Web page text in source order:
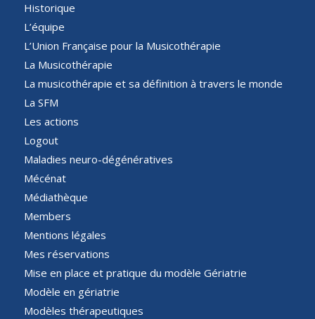
Historique
L’équipe
L’Union Française pour la Musicothérapie
La Musicothérapie
La musicothérapie et sa définition à travers le monde
La SFM
Les actions
Logout
Maladies neuro-dégénératives
Mécénat
Médiathèque
Members
Mentions légales
Mes réservations
Mise en place et pratique du modèle Gériatrie
Modèle en gériatrie
Modèles thérapeutiques